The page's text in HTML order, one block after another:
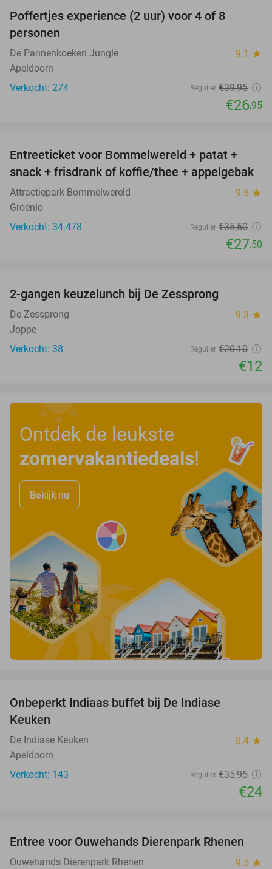
Poffertjes experience (2 uur) voor 4 of 8
personen
De Pannenkoeken Jungle 9.1 star
Apeldoorn
Verkocht: 274
Regulier €39,95
€26,95
23%
Entreeticket voor Bommelwereld + patat +
snack + frisdrank of koffie/thee + appelgebak
Attractiepark Bommelwereld 9.5 star
Groenlo
Verkocht: 34.478
Regulier €35,50
€27,50
2-gangen keuzelunch bij De Zessprong
De Zessprong 9.3 star
Joppe
Verkocht: 38
Regulier €20,10
€12
Ontdek de leukste
zomervakantiedeals!
Bekijk nu
Onbeperkt Indiaas buffet bij De Indiase
Keuken
De Indiase Keuken 8.4 star
Apeldoorn
Verkocht: 143
Regulier €35,95
€24
19%
Entree voor Ouwehands Dierenpark Rhenen
Ouwehands Dierenpark Rhenen 9.5 star